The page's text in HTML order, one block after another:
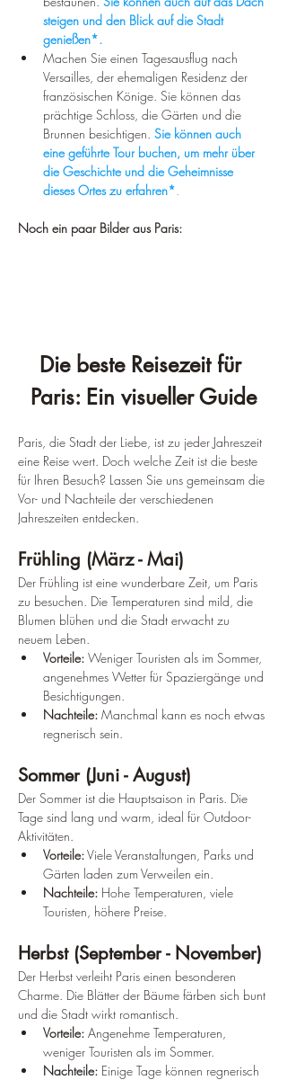
steigen und den Blick auf die Stadt
genießen*.
Machen Sie einen Tagesausflug nach
Versailles, der ehemaligen Residenz der
französischen Könige. Sie können das
prächtige Schloss, die Gärten und die
Brunnen besichtigen. Sie können auch
eine geführte Tour buchen, um mehr über
die Geschichte und die Geheimnisse
dieses Ortes zu erfahren*.
Noch ein paar Bilder aus Paris:
Die beste Reisezeit für
Paris: Ein visueller Guide
Paris, die Stadt der Liebe, ist zu jeder Jahreszeit
eine Reise wert. Doch welche Zeit ist die beste
für Ihren Besuch? Lassen Sie uns gemeinsam die
Vor- und Nachteile der verschiedenen
Jahreszeiten entdecken.
Frühling (März - Mai)
Der Frühling ist eine wunderbare Zeit, um Paris
zu besuchen. Die Temperaturen sind mild, die
Blumen blühen und die Stadt erwacht zu
neuem Leben.
Vorteile: Weniger Touristen als im Sommer,
angenehmes Wetter für Spaziergänge und
Besichtigungen.
Nachteile: Manchmal kann es noch etwas
regnerisch sein.
Sommer (Juni - August)
Der Sommer ist die Hauptsaison in Paris. Die
Tage sind lang und warm, ideal für Outdoor-
Aktivitäten.
Vorteile: Viele Veranstaltungen, Parks und
Gärten laden zum Verweilen ein.
Nachteile: Hohe Temperaturen, viele
Touristen, höhere Preise.
Herbst (September - November)
Der Herbst verleiht Paris einen besonderen
Charme. Die Blätter der Bäume färben sich bunt
und die Stadt wirkt romantisch.
Vorteile: Angenehme Temperaturen,
weniger Touristen als im Sommer.
Nachteile: Einige Tage können regnerisch